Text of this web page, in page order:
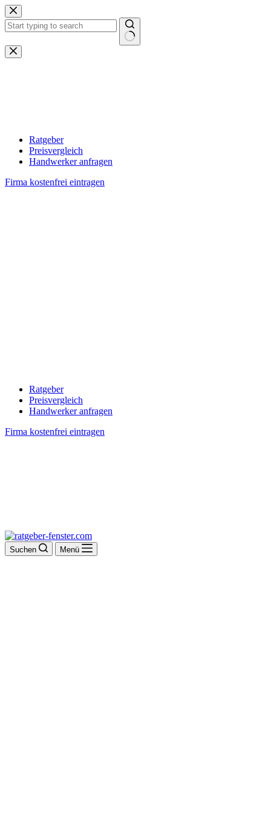
Zum
Inhalt
springen
Keine
Ergebnisse
Ratgeber
Preisvergleich
Handwerker anfragen
Firma kostenfrei eintragen
Ratgeber
Preisvergleich
Handwerker anfragen
Firma kostenfrei eintragen
Suchen Menü